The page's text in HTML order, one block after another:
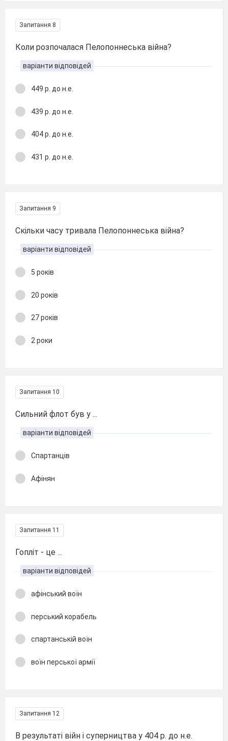
Запитання 8
Коли розпочалася Пелопоннеська війна?
варіанти відповідей
449 р. до н.е.
439 р. до н.е.
404 р. до н.е.
431 р. до н.е.
Запитання 9
Скільки часу тривала Пелопоннеська війна?
варіанти відповідей
5 років
20 років
27 років
2 роки
Запитання 10
Сильний флот був у ...
варіанти відповідей
Спартанців
Афінян
Запитання 11
Гопліт - це ...
варіанти відповідей
афінський воїн
перський корабель
спартанській воїн
воїн перської армії
Запитання 12
В результаті війн і суперництва у 404 р. до н.е.